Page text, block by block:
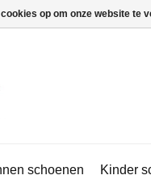
schoenen
Kinder
op om onze website te